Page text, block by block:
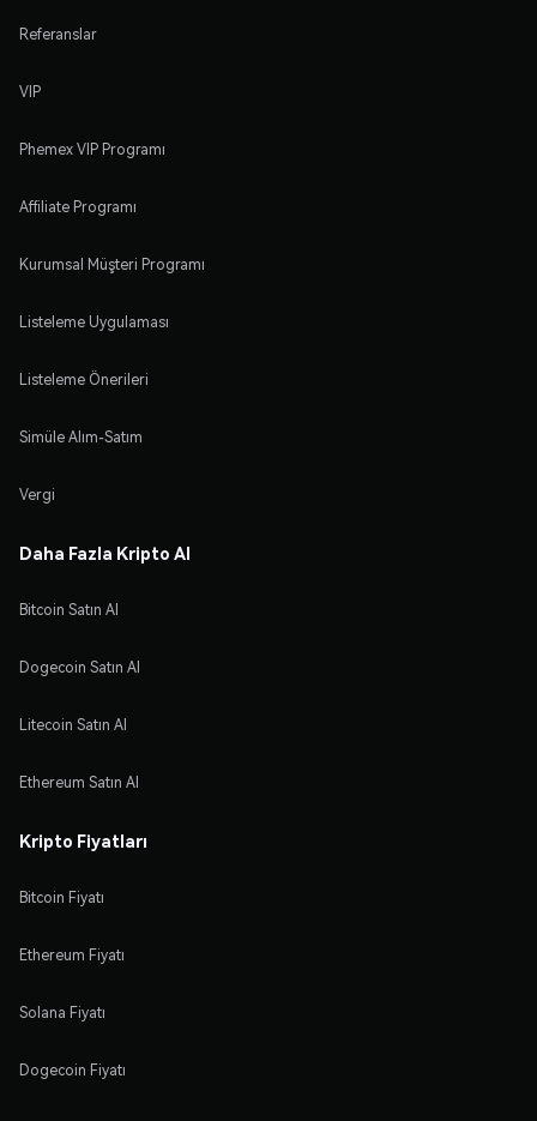
Referanslar
VIP
Phemex VIP Programı
Affiliate Programı
Kurumsal Müşteri Programı
Listeleme Uygulaması
Listeleme Önerileri
Simüle Alım-Satım
Vergi
Daha Fazla Kripto Al
Bitcoin Satın Al
Dogecoin Satın Al
Litecoin Satın Al
Ethereum Satın Al
Kripto Fiyatları
Bitcoin Fiyatı
Ethereum Fiyatı
Solana Fiyatı
Dogecoin Fiyatı